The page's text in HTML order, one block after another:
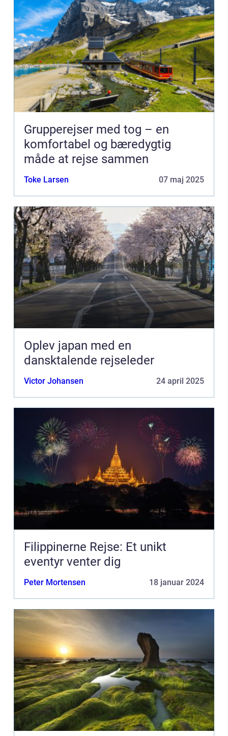
Grupperejser med tog – en
komfortabel og bæredygtig
måde at rejse sammen
Toke Larsen 07 maj 2025
Oplev japan med en
dansktalende rejseleder
Victor Johansen 24 april 2025
Filippinerne Rejse: Et unikt
eventyr venter dig
Peter Mortensen 18 januar 2024